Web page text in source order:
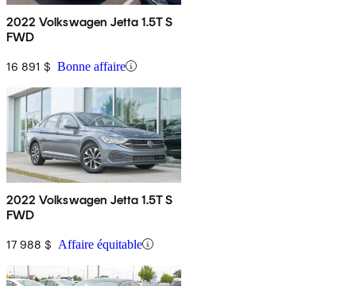
2022 Volkswagen Jetta 1.5T S
FWD
16 891 $ Bonne affaire
2022 Volkswagen Jetta 1.5T S
FWD
17 988 $ Affaire équitable